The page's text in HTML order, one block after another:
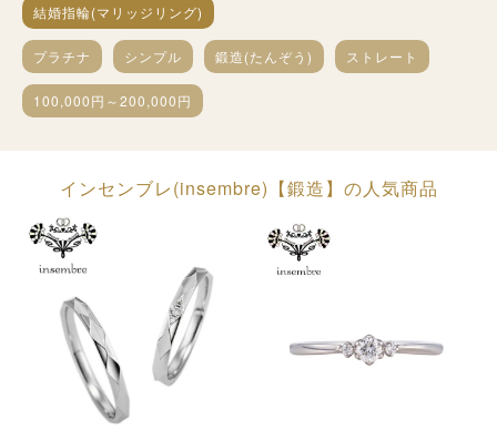
結婚指輪(マリッジリング)
プラチナ シンプル 鍛造(たんぞう) ストレート
100,000円～200,000円
インセンブレ(insembre)【鍛造】の人気商品